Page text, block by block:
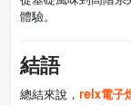
體驗。
結語
總結來說， relx電子